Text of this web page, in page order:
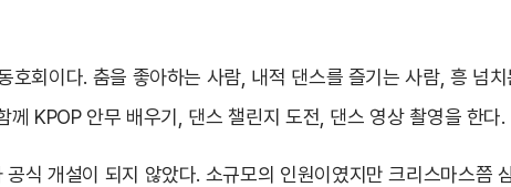
회이다. 춤을 좋아하는 사람, 내적 댄스를 즐기는 사람, 흥 넘
께 KPOP 안무 배우기, 댄스 챌린지 도전, 댄스 영상 촬영을 한다.
식 개설이 되지 않았다. 소규모의 인원이였지만 크리스마스쯤